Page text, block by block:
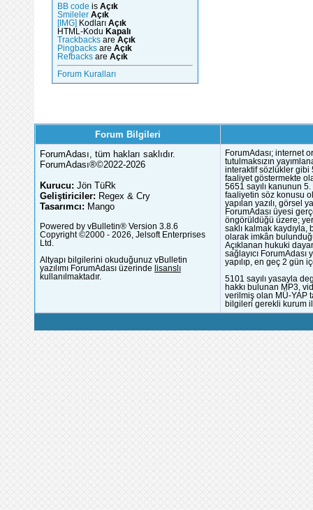
BB code is Açık
Smileler Açık
[IMG] Kodları Açık
HTML-Kodu Kapalı
Trackbacks are Açık
Pingbacks are Açık
Refbacks are Açık
Forum Kuralları
Forum Bilgileri
ForumAdası, tüm hakları saklıdır.
ForumAdası®©2022-2026
Kurucu: Jön TüRk
Geliştiriciler: Regex & Cry
Tasarımcı: Mango
Powered by vBulletin® Version 3.8.6
Copyright ©2000 - 2026, Jelsoft Enterprises
Ltd.
Altyapı bilgilerini okuduğunuz vBulletin
yazılımı ForumAdası üzerinde lisanslı
kullanılmaktadır.
ForumAdası; internet
tutulmaksızın
interaktif sözlükler gibi
faaliyet göstermekte
5651 sayılı kanunun
faaliyetin söz konusu
yapılan yazılı, görsel
ForumAdası üyesi
öngörüldüğü üzere;
saklı kalmak
olarak imkân
Açıklanan hukuki
sağlayıcı
yapılıp, en geç 2 gün
5101 sayılı yasayla
hakkı bulunan MP3,
verilmiş olan MÜ-YAP
bilgileri gerekli kurum